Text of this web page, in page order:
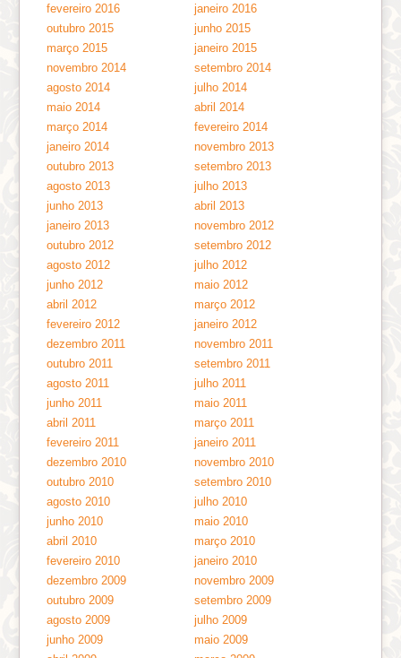
fevereiro 2016
janeiro 2016
outubro 2015
junho 2015
março 2015
janeiro 2015
novembro 2014
setembro 2014
agosto 2014
julho 2014
maio 2014
abril 2014
março 2014
fevereiro 2014
janeiro 2014
novembro 2013
outubro 2013
setembro 2013
agosto 2013
julho 2013
junho 2013
abril 2013
janeiro 2013
novembro 2012
outubro 2012
setembro 2012
agosto 2012
julho 2012
junho 2012
maio 2012
abril 2012
março 2012
fevereiro 2012
janeiro 2012
dezembro 2011
novembro 2011
outubro 2011
setembro 2011
agosto 2011
julho 2011
junho 2011
maio 2011
abril 2011
março 2011
fevereiro 2011
janeiro 2011
dezembro 2010
novembro 2010
outubro 2010
setembro 2010
agosto 2010
julho 2010
junho 2010
maio 2010
abril 2010
março 2010
fevereiro 2010
janeiro 2010
dezembro 2009
novembro 2009
outubro 2009
setembro 2009
agosto 2009
julho 2009
junho 2009
maio 2009